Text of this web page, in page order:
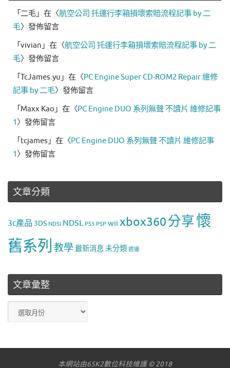
「二毛 」在〈航空公司 托運行李箱損壞索賠流程記事 by 二
毛〉發佈留言
「vivian 」在〈航空公司 托運行李箱損壞索賠流程記事 by 二
毛〉發佈留言
「TcJames.yu 」在〈PC Engine Super CD-ROM2 Repair 維修
記事 by 二毛〉發佈留言
「Maxx Kao 」在〈PC Engine DUO 系列無聲 不讀片 維修記事
1〉發佈留言
「tcjames 」在〈PC Engine DUO 系列無聲 不讀片 維修記事
1〉發佈留言
文章分類
3c產品3DS NDSI NDSL PS3 PSP wii xbox360分享懷
舊系列 教學 最新消息 未分類 週邊
文章彙整
章
整
本網站由65K2數位科技維護 © 2018